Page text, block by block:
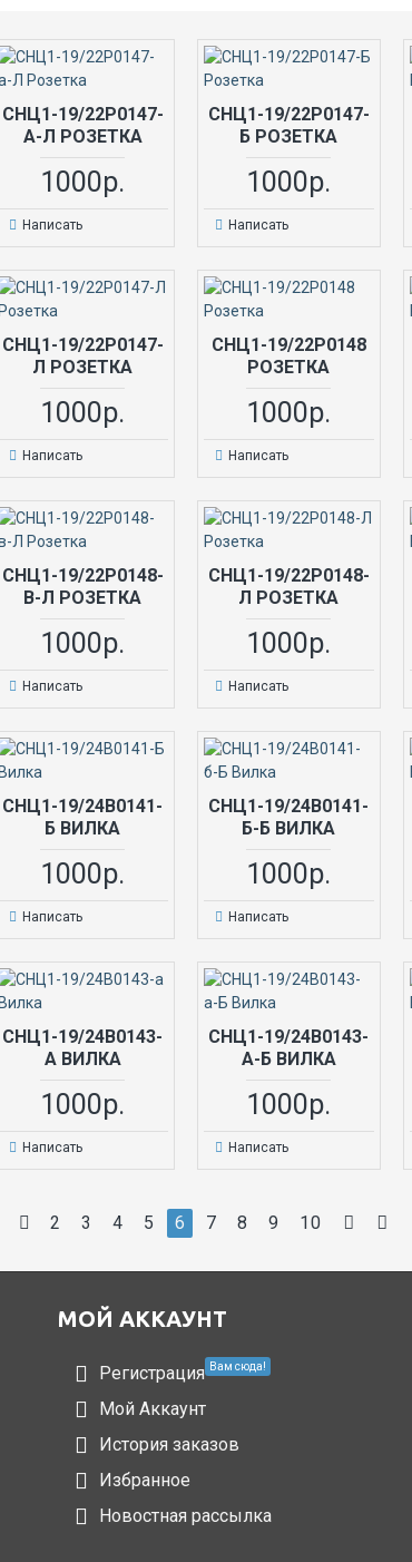
СНЦ1-19/22Р0147-
А-Л РОЗЕТКА
1000р.
Написать
СНЦ1-19/22Р0147-
Б РОЗЕТКА
1000р.
Написать
СНЦ1-19/22Р0147-
Л РОЗЕТКА
1000р.
Написать
СНЦ1-19/22Р0148
РОЗЕТКА
1000р.
Написать
СНЦ1-19/22Р0148-
В-Л РОЗЕТКА
1000р.
Написать
СНЦ1-19/22Р0148-
Л РОЗЕТКА
1000р.
Написать
СНЦ1-19/24В0141-
Б ВИЛКА
1000р.
Написать
СНЦ1-19/24В0141-
Б-Б ВИЛКА
1000р.
Написать
СНЦ1-19/24В0143-
А ВИЛКА
1000р.
Написать
СНЦ1-19/24В0143-
А-Б ВИЛКА
1000р.
Написать
2 3 4 5 6 7 8 9 10
МОЙ АККАУНТ
Регистрация Вам сюда!
Мой Аккаунт
История заказов
Избранное
Новостная рассылка